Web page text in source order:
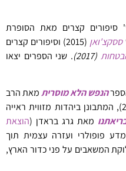
סיפורים קצרים מאת הסופרת
ססקצ'ואן
(2015) וסיפורים קצרים
(2017)
. שני הספרים יצאו
הנפש הלא מוסריתמאת הרב
, 2018), המתבונן ביהדות מזווית ראייה
מאת גרג בראדן (הוצאת
מדע פופולרי ועזרה עצמית תוך
המשאבים על פני כדור הארץ,